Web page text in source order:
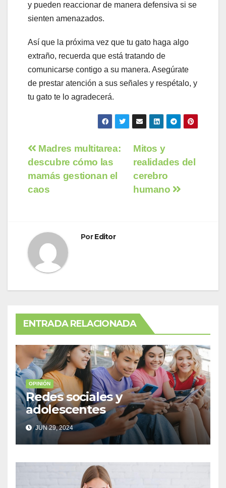
y pueden reaccionar de manera defensiva si se
sienten amenazados.
Así que la próxima vez que tu gato haga algo
extraño, recuerda que está tratando de
comunicarse contigo a su manera. Asegúrate
de prestar atención a sus señales y respétalo, y
tu gato te lo agradecerá.
Navegación
de
entradas
Mitos y
realidades del
cerebro
humano
Madres multitarea:
descubre cómo las
mamás gestionan el
caos
PorEditor
ENTRADA RELACIONADA
OPINIÓN
Redes sociales y
adolescentes
JUN 29, 2024